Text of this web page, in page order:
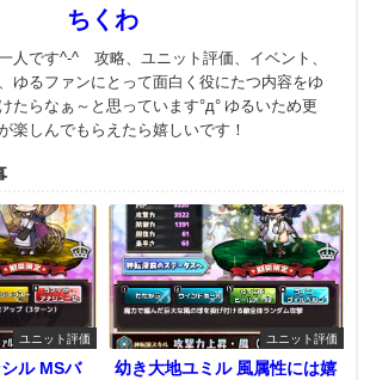
ちくわ
人です^-^ 攻略、ユニット評価、イベント、
ゆるファンにとって面白く役にたつ内容をゆ
たらなぁ～と思っています°д° ゆるいため更
楽しんでもらえたら嬉しいです！
ユニット評価
ル MSバ
ユニット評価
幼き大地ユミル 風属性には嬉